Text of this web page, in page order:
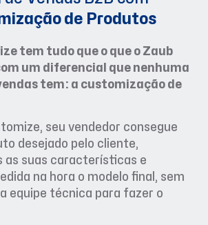
de Produtos
tem tudo que o que o Zaub
um diferencial que nenhuma
tem: a customização de
seu vendedor consegue
desejado pelo cliente,
as suas características e
na hora o modelo final, sem
equipe técnica para fazer o